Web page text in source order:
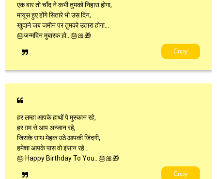
एक बार तो चाँद ने कभी तुमको निहारा होगा,
मायूस हुए होंगे सितारे भी उस दिन,
खुदाने जब जमीन पर तुमको उतारा होगा…
🎂जन्मदिन मुबारक हो…🎂🎀🎁
Copy
हर लम्हा आपके हाथों पे मुस्कान रहे,
हर ग़म से आप अन्जान रहे,
जिसके साथ मेहक उठे आपकी जिंदगी,
हमेशा आपके पास वो इंसान रहे…
🎂 Happy Birthday To You…🎂🎀🎁
Copy